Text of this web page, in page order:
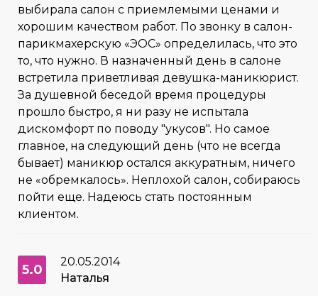
выбирала салон с приемлемыми ценами и
хорошим качеством работ. По звонку в салон-
парикмахерскую «ЭОС» определилась, что это
то, что нужно. В назначенный день в салоне
встретила приветливая девушка-маникюрист.
За душевной беседой время процедуры
прошло быстро, я ни разу не испытала
дискомфорт по поводу "укусов". Но самое
главное, на следующий день (что не всегда
бывает) маникюр остался аккуратным, ничего
не «обремкалось». Неплохой салон, собираюсь
пойти еще. Надеюсь стать постоянным
клиентом.
5.0
20.05.2014
Наталья